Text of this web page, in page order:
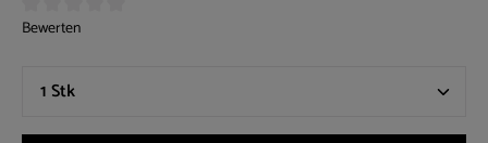
Durchschnittliche Bewertung von 0 von 5 Sternen
Bewerten
Produkt Anzahl: Gib den gewünschten Wert